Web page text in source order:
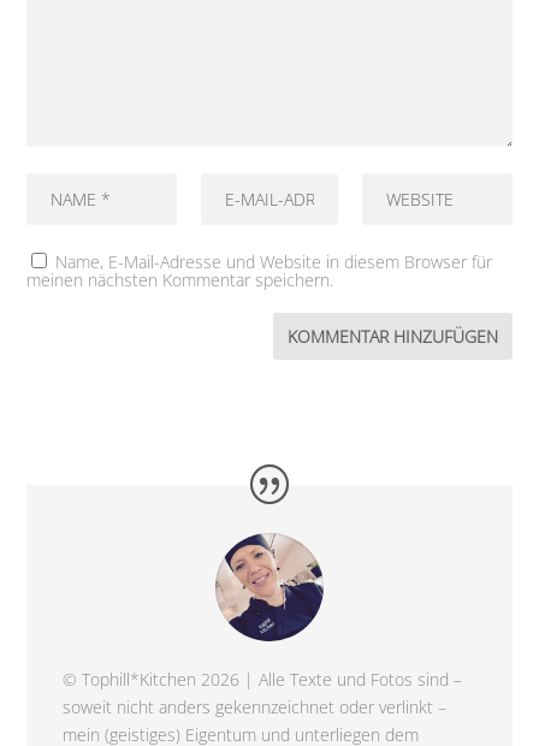
Name, E-Mail-Adresse und Website in diesem Browser für
meinen nächsten Kommentar speichern.
© Tophill*Kitchen 2026 | Alle Texte und Fotos sind –
soweit nicht anders gekennzeichnet oder verlinkt –
mein (geistiges) Eigentum und unterliegen dem